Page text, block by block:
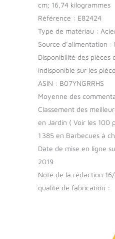
cm; 16,74 kilogrammes
Référence : E82424
Type de matériau :
Source d’alimentation :
Disponibilité des
indisponible sur les
ASIN : B07YNGRRHS
Moyenne des
Classement des
en Jardin ( Voir les 100
1 385 en Barbecues à
Date de mise en ligne
2019
Note de la rédaction
qualité de fabrication :